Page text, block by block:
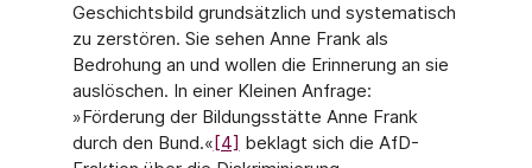
Geschichtsbild grundsätzlich und systematisch
zu zerstören. Sie sehen Anne Frank als
Bedrohung an und wollen die Erinnerung an sie
auslöschen. In einer Kleinen Anfrage:
»Förderung der Bildungsstätte Anne Frank
durch den Bund.«[4] beklagt sich die AfD-